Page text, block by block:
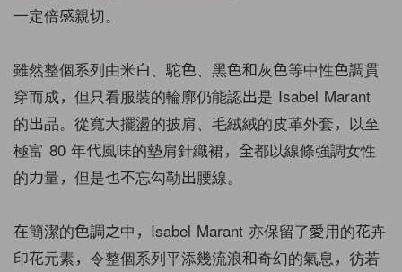
一定倍感親切。
雖然整個系列由米白、駝色、黑色和灰色等中性色調貫
穿而成，但只看服裝的輪廓仍能認出是 Isabel Marant
的出品。從寬大擺盪的披肩、毛絨絨的皮革外套，以至
極富 80 年代風味的墊肩針織裙，全都以線條強調女性
的力量，但是也不忘勾勒出腰線。
在簡潔的色調之中，Isabel Marant 亦保留了愛用的花卉
印花元素，令整個系列平添幾流浪和奇幻的氣息，彷若